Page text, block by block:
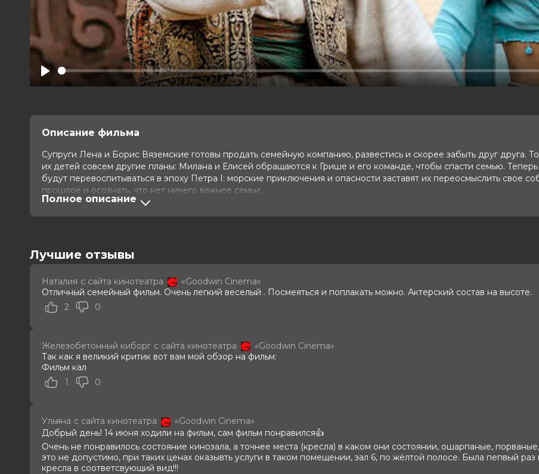
Play
Описание фильма
Супруги Лена и Борис Вяземские готовы продать семейную компанию, развестись и скорее забыть друг друга.
их детей совсем другие планы: Милана и Елисей обращаются к Грише и его команде, чтобы спасти семью.
будут перевоспитываться в эпоху Петра I: морские приключения и опасности заставят их переосмыслить свое
прошлое и осознать, что нет ничего важнее семьи.
Оценка 7.2/ 10 (34 605 голосов)
Слоган
—
Режиссер
Клим Шипенко
Актеры
Милош Бикович, Павел Прилучный, Кристина Асмус, Иван Охлобыстин,
Александр Самойленко, Мария Миронова, Ольга Дибцева, Наталья
Продюсеры
Бюджет
1 200 000 000 руб.
Длительность
2 ч 6 мин
В прокате
Меморандум
Полное описание
Лучшие отзывы
Наталия с сайта кинотеатра «Goodwin Cinema»
Отличный семейный фильм. Очень легкий веселый . Посмеяться и поплакать можно. Актерский состав на высоте.
2
0
Железобетонный киборг с сайта кинотеатра «Goodwin Cinema»
Так как я великий критик вот вам мой обзор на фильм:
Фильм кал
1
0
Ульяна с сайта кинотеатра «Goodwin Cinema»
Добрый день! 14 июня ходили на фильм, сам фильм понравился👍
Очень не понравилось состояние кинозала, а точнее места (кресла) в каком они состоянии, ошарпаные,
это не допустимо, при таких ценах оказывть услуги в таком помещении, зал 6, по жёлтой полосе. Была пепвый
кресла в соответсвующий вид!!!